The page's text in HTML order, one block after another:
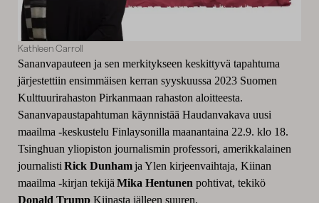
Kathleen Carroll
Sananvapauteen ja sen merkitykseen keskittyvä tapahtuma
järjestettiin ensimmäisen kerran syyskuussa 2023 Suomen
Kulttuurirahaston Pirkanmaan rahaston aloitteesta.
Sananvapaustapahtuman käynnistää Haudanvakava uusi
maailma -keskustelu Finlaysonilla maanantaina 22.9. klo 18.
Tsinghuan yliopiston journalismin professori, amerikkalainen
journalistiRick Dunhamja Ylen kirjeenvaihtaja, Kiinan
maailma -kirjan tekijäMika Hentunenpohtivat, tekikö
Donald TrumpKiinasta jälleen suuren.